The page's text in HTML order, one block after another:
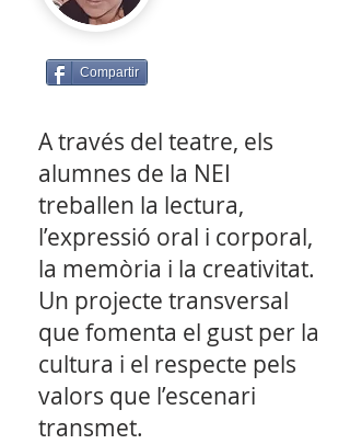
Compartir
A través del teatre, els
alumnes de la NEI
treballen la lectura,
l’expressió oral i corporal,
la memòria i la creativitat.
Un projecte transversal
que fomenta el gust per la
cultura i el respecte pels
valors que l’escenari
transmet.